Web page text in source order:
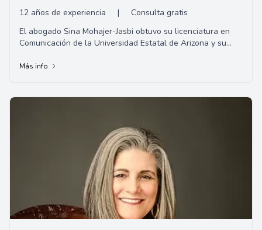
12 años de experiencia |
Consulta gratis
El abogado Sina Mohajer-Jasbi obtuvo su licenciatura en
Comunicación de la Universidad Estatal de Arizona y su
Más info